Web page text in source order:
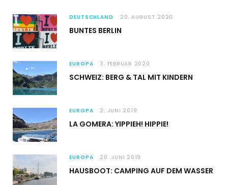
DEUTSCHLAND 20. AUGUST 2020
BUNTES BERLIN
EUROPA 3. FEBRUAR 2020
SCHWEIZ: BERG & TAL MIT KINDERN
EUROPA 2. JUNI 2019
LA GOMERA: YIPPIEH! HIPPIE!
EUROPA 20. JUNI 2019
HAUSBOOT: CAMPING AUF DEM WASSER